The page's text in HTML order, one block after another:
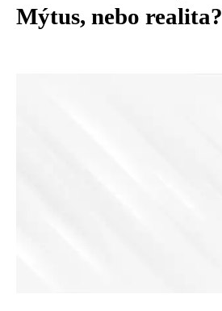
Mýtus, nebo realita?